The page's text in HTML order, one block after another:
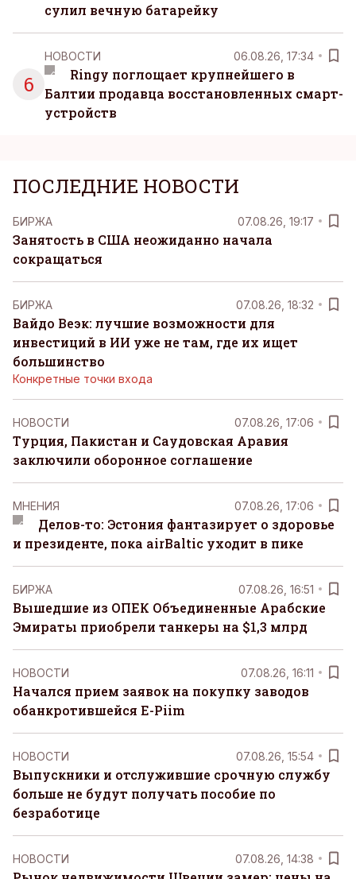
сулил вечную батарейку
6
НОВОСТИ 06.08.26, 17:34
Ringy поглощает крупнейшего в
Балтии продавца восстановленных смарт-
устройств
ПОСЛЕДНИЕ НОВОСТИ
БИРЖА 07.08.26, 19:17
Занятость в США неожиданно начала
сокращаться
БИРЖА 07.08.26, 18:32
Вайдо Веэк: лучшие возможности для
инвестиций в ИИ уже не там, где их ищет
большинство
Конкретные точки входа
НОВОСТИ 07.08.26, 17:06
Турция, Пакистан и Саудовская Аравия
заключили оборонное соглашение
MНЕНИЯ 07.08.26, 17:06
Делов-то: Эстония фантазирует о здоровье
и президенте, пока airBaltic уходит в пике
БИРЖА 07.08.26, 16:51
Вышедшие из ОПЕК Объединенные Арабские
Эмираты приобрели танкеры на $1,3 млрд
НОВОСТИ 07.08.26, 16:11
Начался прием заявок на покупку заводов
обанкротившейся E-Piim
НОВОСТИ 07.08.26, 15:54
Выпускники и отслужившие срочную службу
больше не будут получать пособие по
безработице
НОВОСТИ 07.08.26, 14:38